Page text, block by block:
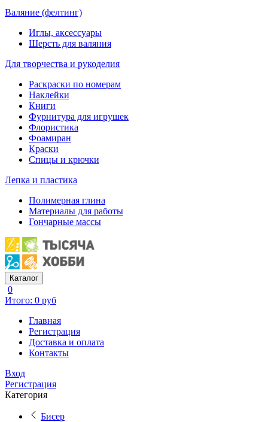
Валяние (фелтинг)
Иглы, аксессуары
Шерсть для валяния
Для творчества и рукоделия
Раскраски по номерам
Наклейки
Книги
Фурнитура для игрушек
Флористика
Фоамиран
Краски
Спицы и крючки
Лепка и пластика
Полимерная глина
Материалы для работы
Гончарные массы
Каталог
0
Итого: 0 руб
Главная
Регистрация
Доставка и оплата
Контакты
Вход
Регистрация
Категория
Бисер